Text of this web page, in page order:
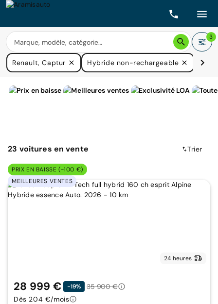
3
Renault, Captur Hybride non-rechargeable Prix
23 voitures en vente Trier
PRIX EN BAISSE (-100 €)
MEILLEURES VENTES
24 heures
28 999 € -19%
35 900 €
Dès 204 €/mois